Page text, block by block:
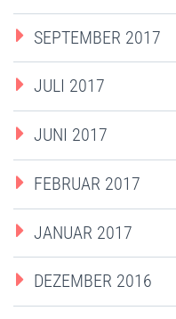
SEPTEMBER 2017
JULI 2017
JUNI 2017
FEBRUAR 2017
JANUAR 2017
DEZEMBER 2016